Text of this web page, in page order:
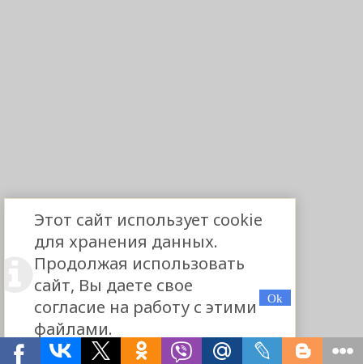
Этот сайт использует cookie
для хранения данных.
Продолжая использовать
сайт, Вы даете свое
согласие на работу с этими
файлами.